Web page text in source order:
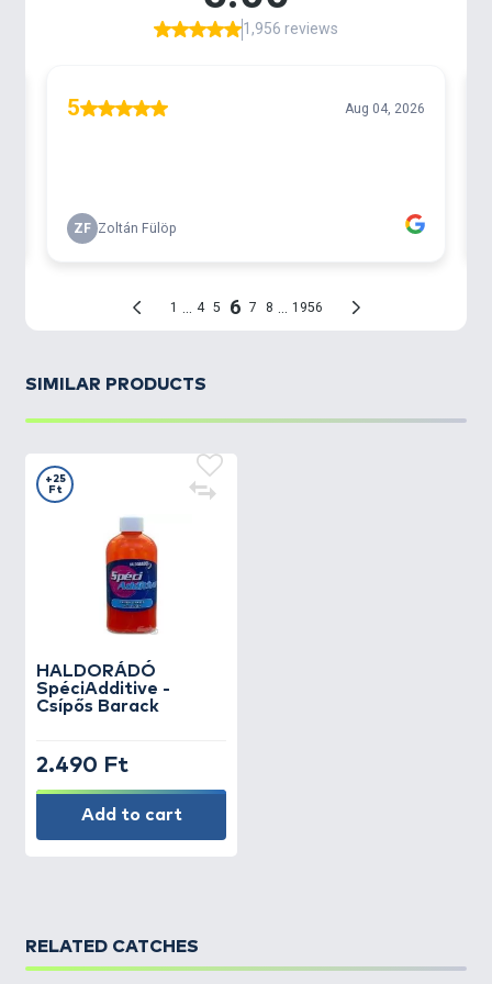
SIMILAR PRODUCTS
HALDORÁDÓ
SpéciAdditive -
Csípős Barack
+25
Ft
2.490 Ft
Add to cart
RELATED CATCHES